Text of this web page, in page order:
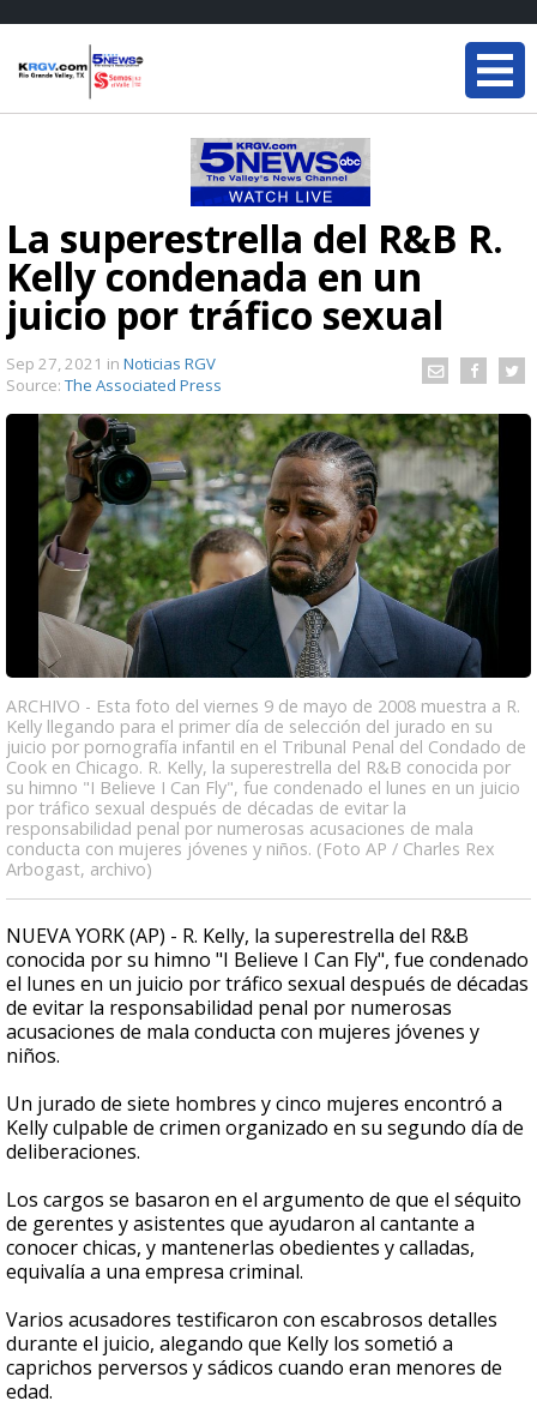
La superestrella del R&B R.
Kelly condenada en un
juicio por tráfico sexual
Sep 27, 2021 in Noticias RGV
Source: The Associated Press
ARCHIVO - Esta foto del viernes 9 de mayo de 2008 muestra a R.
Kelly llegando para el primer día de selección del jurado en su
juicio por pornografía infantil en el Tribunal Penal del Condado de
Cook en Chicago. R. Kelly, la superestrella del R&B conocida por
su himno "I Believe I Can Fly", fue condenado el lunes en un juicio
por tráfico sexual después de décadas de evitar la
responsabilidad penal por numerosas acusaciones de mala
conducta con mujeres jóvenes y niños. (Foto AP / Charles Rex
Arbogast, archivo)
NUEVA YORK (AP) - R. Kelly, la superestrella del R&B
conocida por su himno "I Believe I Can Fly", fue condenado
el lunes en un juicio por tráfico sexual después de décadas
de evitar la responsabilidad penal por numerosas
acusaciones de mala conducta con mujeres jóvenes y
niños.
Un jurado de siete hombres y cinco mujeres encontró a
Kelly culpable de crimen organizado en su segundo día de
deliberaciones.
Los cargos se basaron en el argumento de que el séquito
de gerentes y asistentes que ayudaron al cantante a
conocer chicas, y mantenerlas obedientes y calladas,
equivalía a una empresa criminal.
Varios acusadores testificaron con escabrosos detalles
durante el juicio, alegando que Kelly los sometió a
caprichos perversos y sádicos cuando eran menores de
edad.